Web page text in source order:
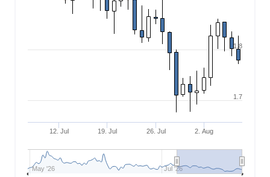
12. Jul 19. Jul 26. Jul 2. Aug
May '26 Jul '26
1.7
1.8